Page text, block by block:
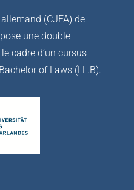
(CJFA) de
une double
cadre d’un cursus
of Laws (LL.B).